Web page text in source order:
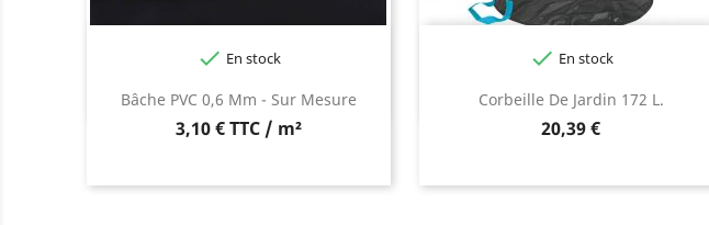
Bâche PVC 0,6 Mm - Sur Mesure
3,10 € TTC / m²
 En stock
Corbeille De Jardin 172 L.
Prix
20,39 €
 En stock